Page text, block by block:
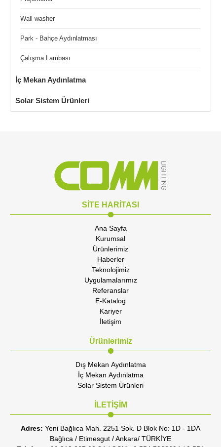
Wall washer
Park - Bahçe Aydınlatması
Çalışma Lambası
İç Mekan Aydınlatma
Solar Sistem Ürünleri
SİTE HARİTASI
Ana Sayfa
Kurumsal
Ürünlerimiz
Haberler
Teknolojimiz
Uygulamalarımız
Referanslar
E-Katalog
Kariyer
İletişim
Ürünlerimiz
Dış Mekan Aydınlatma
İç Mekan Aydınlatma
Solar Sistem Ürünleri
İLETİŞİM
Adres: Yeni Bağlıca Mah. 2251 Sok. D Blok No: 1D - 1DA
Bağlıca / Etimesgut / Ankara/ TÜRKİYE